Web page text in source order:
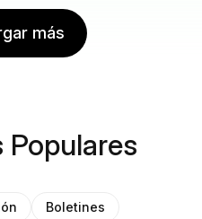
más
Populares
Boletines